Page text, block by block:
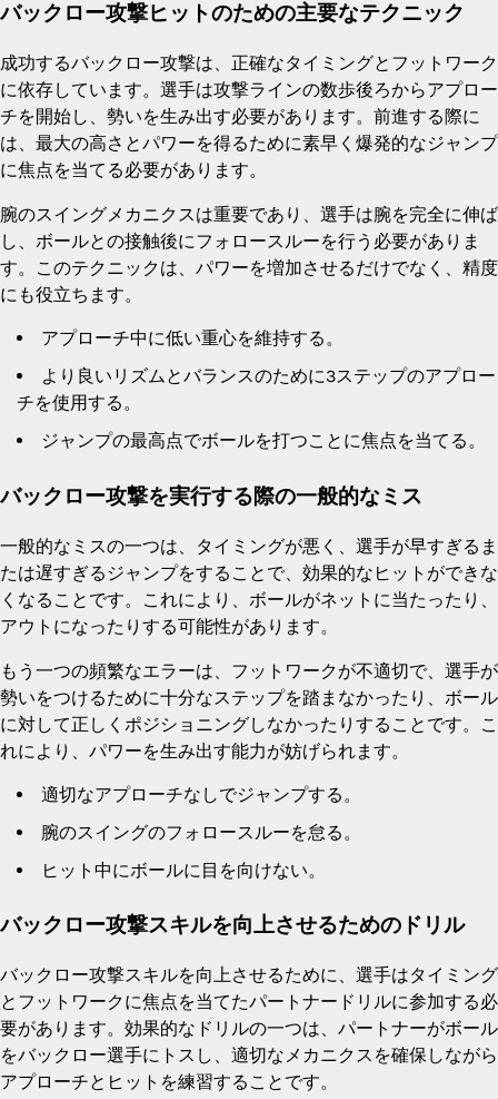
バックロー攻撃ヒットのための主要なテクニック
成功するバックロー攻撃は、正確なタイミングとフットワーク
に依存しています。選手は攻撃ラインの数歩後ろからアプロー
チを開始し、勢いを生み出す必要があります。前進する際に
は、最大の高さとパワーを得るために素早く爆発的なジャンプ
に焦点を当てる必要があります。
腕のスイングメカニクスは重要であり、選手は腕を完全に伸ば
し、ボールとの接触後にフォロースルーを行う必要がありま
す。このテクニックは、パワーを増加させるだけでなく、精度
にも役立ちます。
アプローチ中に低い重心を維持する。
より良いリズムとバランスのために3ステップのアプロー
チを使用する。
ジャンプの最高点でボールを打つことに焦点を当てる。
バックロー攻撃を実行する際の一般的なミス
一般的なミスの一つは、タイミングが悪く、選手が早すぎるま
たは遅すぎるジャンプをすることで、効果的なヒットができな
くなることです。これにより、ボールがネットに当たったり、
アウトになったりする可能性があります。
もう一つの頻繁なエラーは、フットワークが不適切で、選手が
勢いをつけるために十分なステップを踏まなかったり、ボール
に対して正しくポジショニングしなかったりすることです。こ
れにより、パワーを生み出す能力が妨げられます。
適切なアプローチなしでジャンプする。
腕のスイングのフォロースルーを怠る。
ヒット中にボールに目を向けない。
バックロー攻撃スキルを向上させるためのドリル
バックロー攻撃スキルを向上させるために、選手はタイミング
とフットワークに焦点を当てたパートナードリルに参加する必
要があります。効果的なドリルの一つは、パートナーがボール
をバックロー選手にトスし、適切なメカニクスを確保しながら
アプローチとヒットを練習することです。